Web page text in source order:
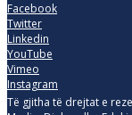
Facebook
Twitter
Linkedin
YouTube
Vimeo
Instagram
Të gjitha të drejtat e